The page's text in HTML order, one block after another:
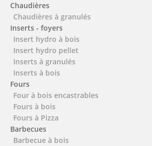
Chaudières
Chaudières à granulés
Inserts - foyers
Insert hydro à bois
Insert hydro pellet
Inserts à granulés
Inserts à bois
Fours
Four à bois encastrables
Fours à bois
Fours à Pizza
Barbecues
Barbecue à bois